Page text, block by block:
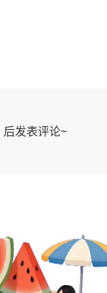
后发表评论~